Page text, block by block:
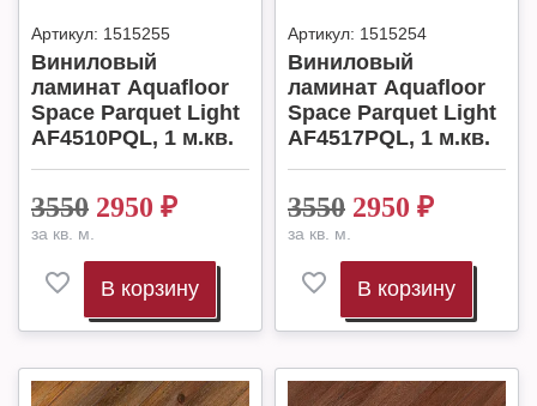
Артикул: 1515255
Виниловый
ламинат Aquafloor
Space Parquet Light
AF4510PQL, 1 м.кв.
3550 2950 ₽
за кв. м.
В корзину
Артикул: 1515254
Виниловый
ламинат Aquafloor
Space Parquet Light
AF4517PQL, 1 м.кв.
3550 2950 ₽
за кв. м.
В корзину